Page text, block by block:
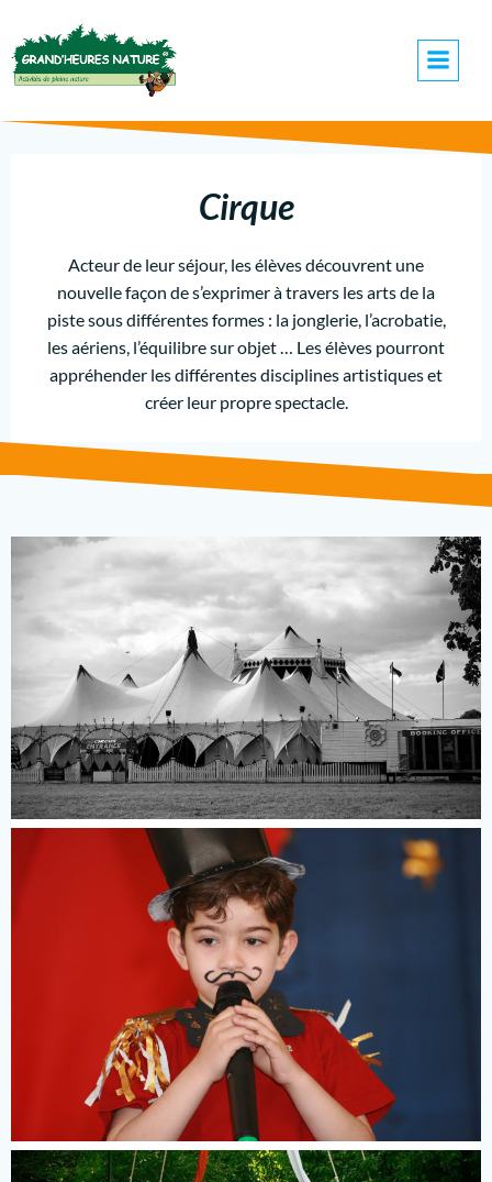
Cirque
Acteur de leur séjour, les élèves découvrent une
nouvelle façon de s’exprimer à travers les arts de la
piste sous différentes formes : la jonglerie, l’acrobatie,
les aériens, l’équilibre sur objet … Les élèves pourront
appréhender les différentes disciplines artistiques et
créer leur propre spectacle.